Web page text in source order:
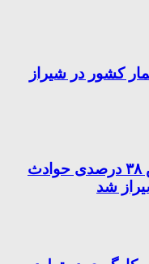
کشور در شیراز
فرهنگ سازی منجر به کاهش ۳۸ درصدی حوادث
شد